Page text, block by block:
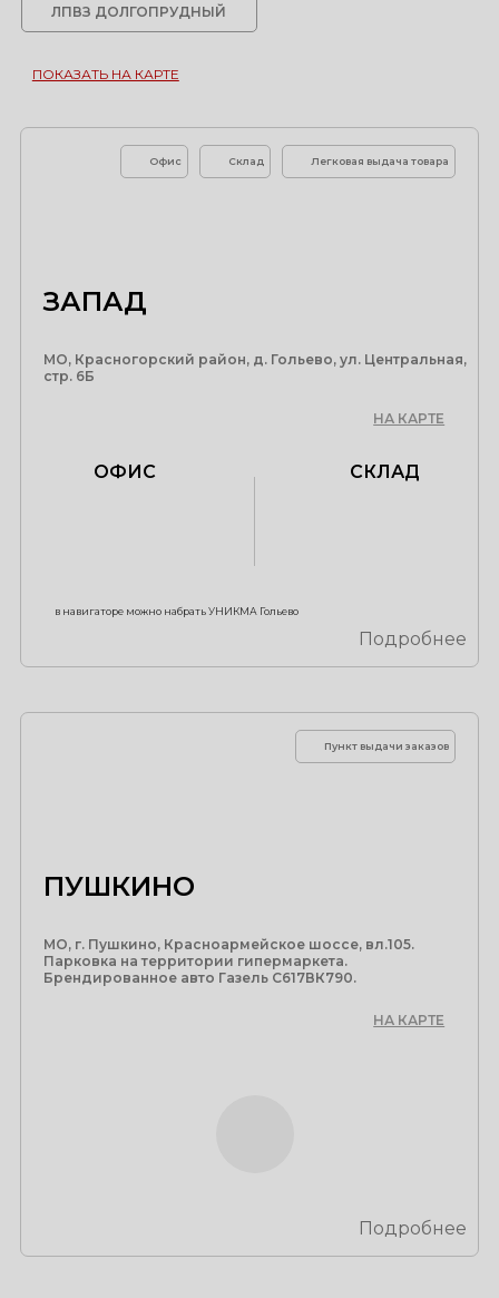
ЛПВЗ ДОЛГОПРУДНЫЙ
ПОКАЗАТЬ НА КАРТЕ
Офис Склад Легковая выдача товара
ЗАПАД
МО, Красногорский район, д. Гольево, ул. Центральная,
стр. 6Б
НА КАРТЕ
ОФИС СКЛАД
в навигаторе можно набрать УНИКМА Гольево
Подробнее
Пункт выдачи заказов
ПУШКИНО
МО, г. Пушкино, Красноармейское шоссе, вл.105.
Парковка на территории гипермаркета.
Брендированное авто Газель С617ВК790.
НА КАРТЕ
Подробнее